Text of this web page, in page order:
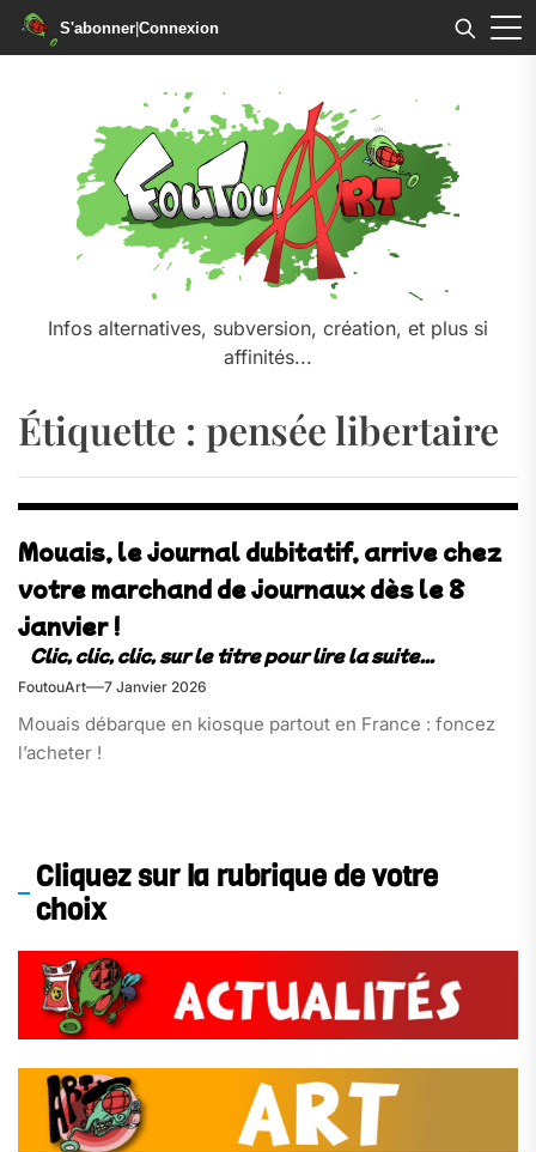
S'abonner|Connexion
Infos alternatives, subversion, création, et plus si
affinités...
Étiquette : pensée libertaire
Mouais, le journal dubitatif, arrive chez
votre marchand de journaux dès le 8
janvier !
FoutouArt 7 Janvier 2026
Mouais débarque en kiosque partout en France : foncez
l’acheter !
Cliquez sur la rubrique de votre
choix